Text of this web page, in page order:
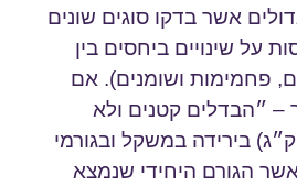
גדולים אשר בדקו סוגים שונים
על שינויים ביחסים בין
פחמימות ושומנים). אם
– ״הבדלים קטנים ולא
עקביים (פחות מ-1 ק״ג) בירידה במשקל ובגורמי
הגורם היחידי שנמצא